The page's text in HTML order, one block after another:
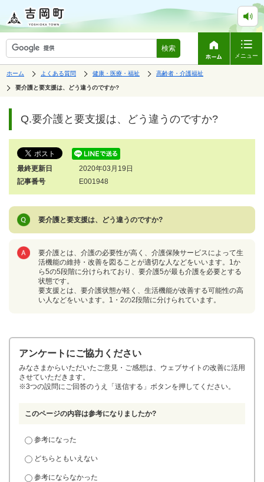
検索
メニュー
表
ペ
ジ
ホーム
の
中
の
よくある質問
の
中
の
健康・医療・福祉
の
中
高齢者・介護福祉
の
要介護と要支援は、どう違うのですか?
す。
ジ
の
す。
Q.要介護と要支援は、どう違うのですか?
最終更新日
2020年03月19日
記事番号
E001948
要介護と要支援は、どう違うのですか?
要介護とは、介護の必要性が高く、介護保険サービスによって生
活機能の維持・改善を図ることが適切な人などをいいます。1か
ら5の5段階に分けられており、要介護5が最も介護を必要とする
状態です。
要支援とは、要介護状態が軽く、生活機能が改善する可能性の高
い人などをいいます。1・2の2段階に分けられています。
アンケートにご協力ください
みなさまからいただいたご意見・ご感想は、ウェブサイトの改善に活用
させていただきます。
※3つの設問にご回答のうえ「送信する」ボタンを押してください。
このページの内容は参考になりましたか?
参考になった
どちらともいえない
参考にならなかった